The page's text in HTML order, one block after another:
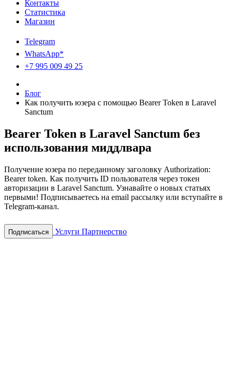
Контакты
Статистика
Магазин
Telegram
WhatsApp*
+7 995 009 49 25
Блог
Как получить юзера с помощью Bearer Token в Laravel
Sanctum
Bearer Token в Laravel Sanctum без
использования миддлвара
Получение юзера по переданному заголовку Authorization:
Bearer token. Как получить ID пользователя через токен
авторизации в Laravel Sanctum. Узнавайте о новых статьях
первыми! Подписываетесь на email рассылку или вступайте в
Telegram-канал.
Подписаться Услуги Партнерство